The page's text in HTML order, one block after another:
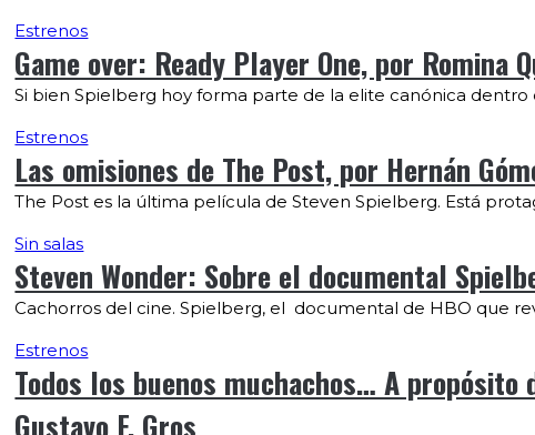
Estrenos
Game over: Ready Player One, por Romina
Si bien Spielberg hoy forma parte de la elite canónica
Estrenos
Las omisiones de The Post, por Hernán
The Post es la última película de Steven Spielberg. Está
Sin salas
Steven Wonder: Sobre el documental
Cachorros del cine. Spielberg, el documental de HBO que
Estrenos
Todos los buenos muchachos… A
Gustavo F. Gros